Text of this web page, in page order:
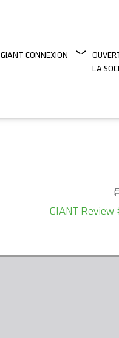
GIANT CONNEXION
LA
GIANT Review